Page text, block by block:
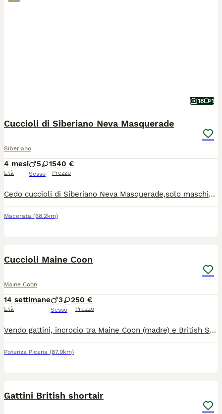
18 1
Cuccioli di Siberiano Neva Masquerade
Siberiano
4 mesi
Età
5 1
Sesso
540 €
Prezzo
Cedo cuccioli di Siberiano Neva Masquerade,solo maschietti, hanno 3 mesi e mezzo, dolcissimi,in ottima salute, vivono in famiglia.
Macerata (68.2km)
Cuccioli Maine Coon
Maine Coon
14 settimane
Età
3 2
Sesso
50 €
Prezzo
Vendo gattini, incrocio tra Maine Coon (madre) e British Shorthair blu (padre). Nati il 25 aprile. Crescono in un ambiente familiare, in casa, sono ben socializzati, abituati ai cani, mangiano crocchette e cibo umido e usano regolarmente la lettiera. Sono stati sverminati. Disponibili tre maschi e due femmine. I maschi sono: uno blu, uno bianco e blu e uno nero. Le femmine sono di colore tartarugato.
Potenza Picena (87.9km)
Gattini British shortair